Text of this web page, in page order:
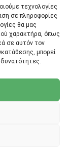
τεχνολογίες
σε πληροφορίες
θα μας
χαρακτήρα, όπως
σε αυτόν τον
μπορεί
δυνατότητες.